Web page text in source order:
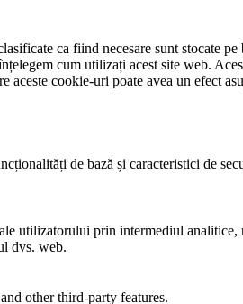
ca fiind necesare sunt stocate pe
cum utilizați acest site web.
cookie-uri poate avea un efect
de bază și caracteristici de
utilizatorului prin intermediul analitice,
dvs. web.
other third-party features.